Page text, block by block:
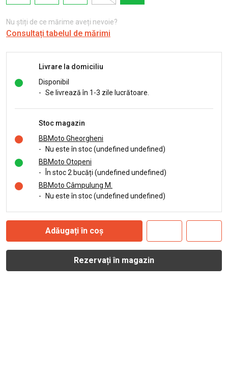
Nu știți de ce mărime aveți nevoie?
Consultați tabelul de mărimi
Livrare la domiciliu
Disponibil
- Se livrează în 1-3 zile lucrătoare.
Stoc magazin
BBMoto Gheorgheni
-
Nu este în stoc (undefined undefined)
BBMoto Otopeni
-
În stoc 2 bucăți (undefined undefined)
BBMoto Câmpulung M.
-
Nu este în stoc (undefined undefined)
Adăugați în coș
Rezervați în magazin